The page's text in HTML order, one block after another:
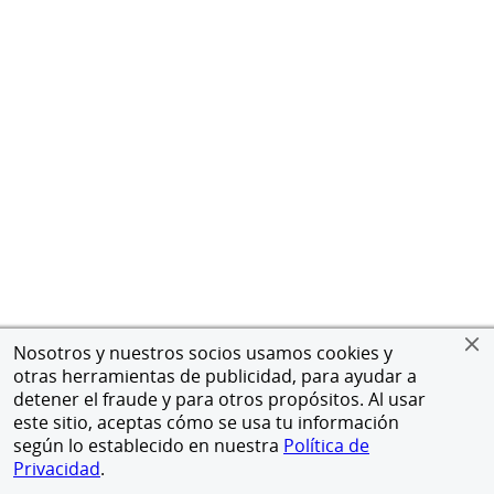
Nosotros y nuestros socios usamos cookies y
otras herramientas de publicidad, para ayudar a
detener el fraude y para otros propósitos. Al usar
este sitio, aceptas cómo se usa tu información
según lo establecido en nuestra Política de
Privacidad.